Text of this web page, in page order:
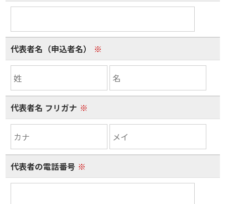
代表者名（申込者名） ※
代表者名 フリガナ ※
代表者の電話番号 ※